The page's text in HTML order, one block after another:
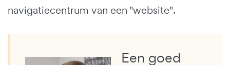
navigatiecentrum van een "website".
Een goed